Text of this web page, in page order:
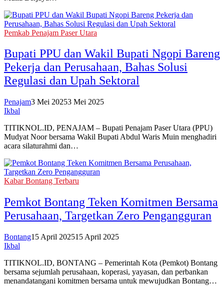
Pemkab Penajam Paser Utara
Bupati PPU dan Wakil Bupati Ngopi Bareng
Pekerja dan Perusahaan, Bahas Solusi
Regulasi dan Upah Sektoral
Penajam3 Mei 20253 Mei 2025
Ikbal
TITIKNOL.ID, PENAJAM – Bupati Penajam Paser Utara (PPU)
Mudyat Noor bersama Wakil Bupati Abdul Waris Muin menghadiri
acara silaturahmi dan…
Kabar Bontang Terbaru
Pemkot Bontang Teken Komitmen Bersama
Perusahaan, Targetkan Zero Pengangguran
Bontang15 April 202515 April 2025
Ikbal
TITIKNOL.ID, BONTANG – Pemerintah Kota (Pemkot) Bontang
bersama sejumlah perusahaan, koperasi, yayasan, dan perbankan
menandatangani komitmen bersama untuk mewujudkan Bontang…